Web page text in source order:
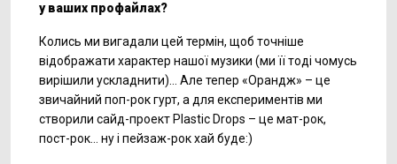
у ваших профайлах?
Колись ми вигадали цей термін, щоб точніше
відображати характер нашої музики (ми її тоді чомусь
вирішили ускладнити)… Але тепер «Орандж» – це
звичайний поп-рок гурт, а для експериментів ми
створили сайд-проект Plastic Drops – це мат-рок,
пост-рок… ну і пейзаж-рок хай буде:)